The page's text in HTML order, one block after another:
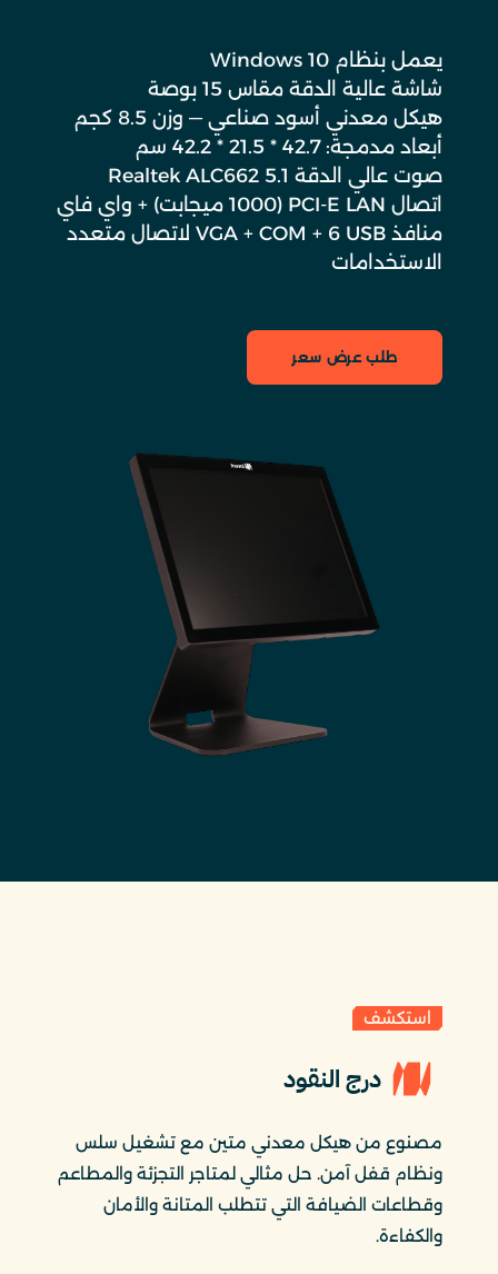
يعمل بنظام Windows 10
شاشة عالية الدقة مقاس 15 بوصة
هيكل معدني أسود صناعي — وزن 8.5 كجم
أبعاد مدمجة: 42.7 * 21.5 * 42.2 سم
صوت عالي الدقة Realtek ALC662 5.1
اتصال PCI-E LAN (1000 ميجابت) + واي فاي
منافذ VGA + COM + 6 USB لاتصال متعدد
الاستخدامات
طلب عرض سعر
استكشف
درج النقود
مصنوع من هيكل معدني متين مع تشغيل سلس
ونظام قفل آمن. حل مثالي لمتاجر التجزئة والمطاعم
وقطاعات الضيافة التي تتطلب المتانة والأمان
والكفاءة.